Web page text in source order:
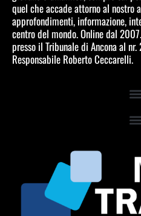
quel che accade attorno al nostro
approfondimenti, informazione,
centro del mondo. Online dal
presso il Tribunale di Ancona al
Responsabile Roberto Ceccarelli.